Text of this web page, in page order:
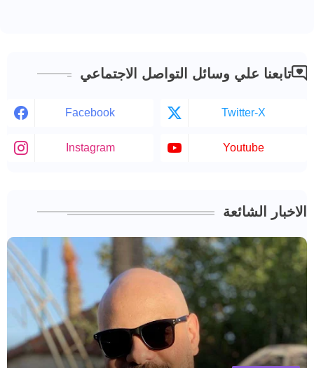
تابعنا علي وسائل التواصل الاجتماعي
Facebook Twitter-X
Instagram Youtube
الاخبار الشائعة